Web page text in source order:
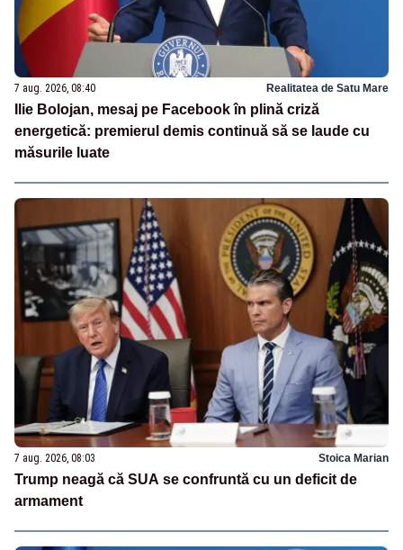
7 aug. 2026, 08:40 Realitatea de Satu Mare
Ilie Bolojan, mesaj pe Facebook în plină criză
energetică: premierul demis continuă să se laude cu
măsurile luate
7 aug. 2026, 08:03 Stoica Marian
Trump neagă că SUA se confruntă cu un deficit de
armament